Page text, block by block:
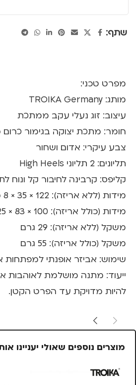
שתף:
מפרט טכני:
מותג: TROIKA Germany
עיצוב: זוג נעלי עקב ממתכת
חומר: מתכת יצוקה בגימור
צבע עיקרי: אדום ושחור
תליונים: 2 תליוני High Heels
קליפס: קרבינה לחיבור קל ונוח
מידות (ללא אריזה): 122 × 35 × 8 מ"מ
מידות (כולל אריזה): 100 × 83 × 25 מ"מ
משקל (ללא אריזה): 29 גרם
משקל (כולל אריזה): 55 גרם
שימוש: אביזר אופנתי למפתחות
ייעוד: מתנה מושלמת לאוהבות
להיות מדויקת עד הפרט הקטן.
מוצרים נוספים שאולי יעניינו